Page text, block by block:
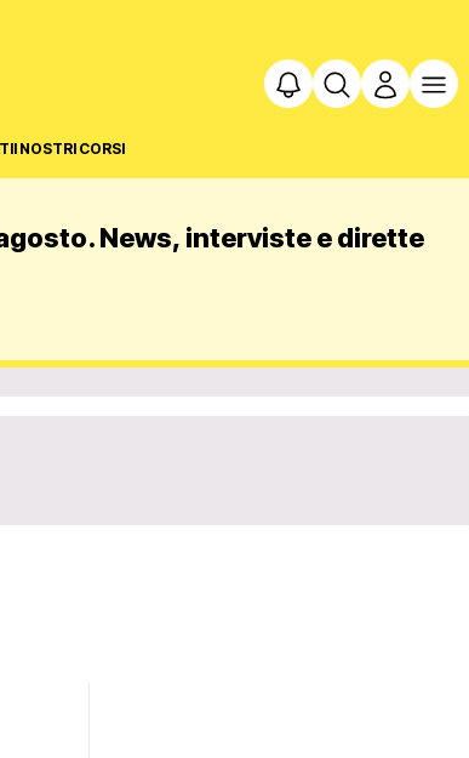
I NOSTRI CORSI
News, interviste e dirette